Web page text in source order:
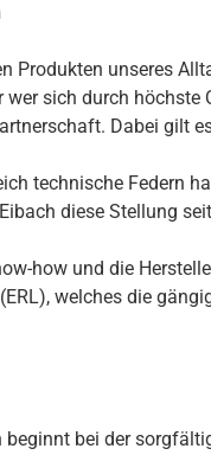
Produkten unseres
sich durch
Dabei gilt
technische Federn
diese Stellung
how und die
welches die
bei der